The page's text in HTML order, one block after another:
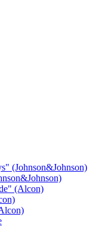
(Johnson&Johnson)
(Alcon)